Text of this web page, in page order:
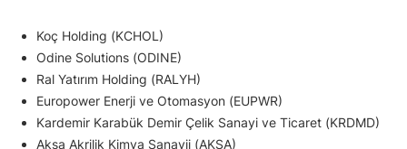
Koç Holding (KCHOL)
Odine Solutions (ODINE)
Ral Yatırım Holding (RALYH)
Europower Enerji ve Otomasyon (EUPWR)
Kardemir Karabük Demir Çelik Sanayi ve Ticaret (KRDMD)
Aksa Akrilik Kimya Sanayii (AKSA)